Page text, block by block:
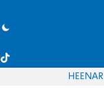
HEENAR